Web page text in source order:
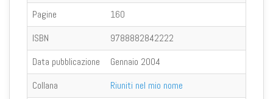
Pagine
160
ISBN
9788882842222
Data pubblicazione
Gennaio 2004
Collana
Riuniti nel mio nome